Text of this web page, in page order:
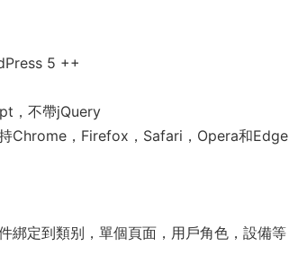
5 ++
，不帶jQuery
Chrome，Firefox，Safari，Opera和Edge
綁定到類别，單個頁面，用戶角色，設備等